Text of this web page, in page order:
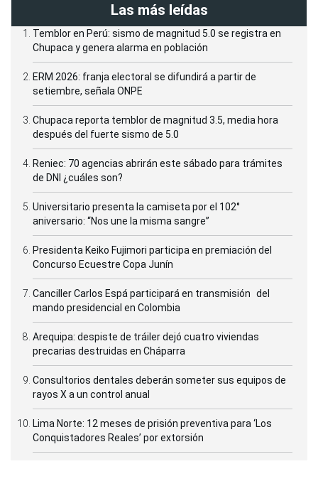
Las más leídas
Temblor en Perú: sismo de magnitud 5.0 se registra en
Chupaca y genera alarma en población
ERM 2026: franja electoral se difundirá a partir de
setiembre, señala ONPE
Chupaca reporta temblor de magnitud 3.5, media hora
después del fuerte sismo de 5.0
Reniec: 70 agencias abrirán este sábado para trámites
de DNI ¿cuáles son?
Universitario presenta la camiseta por el 102°
aniversario: “Nos une la misma sangre”
Presidenta Keiko Fujimori participa en premiación del
Concurso Ecuestre Copa Junín
Canciller Carlos Espá participará en transmisión del
mando presidencial en Colombia
Arequipa: despiste de tráiler dejó cuatro viviendas
precarias destruidas en Cháparra
Consultorios dentales deberán someter sus equipos de
rayos X a un control anual
Lima Norte: 12 meses de prisión preventiva para ‘Los
Conquistadores Reales’ por extorsión